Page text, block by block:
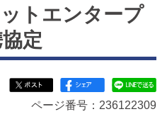
トエンタープ
定
ページ番号：236122309